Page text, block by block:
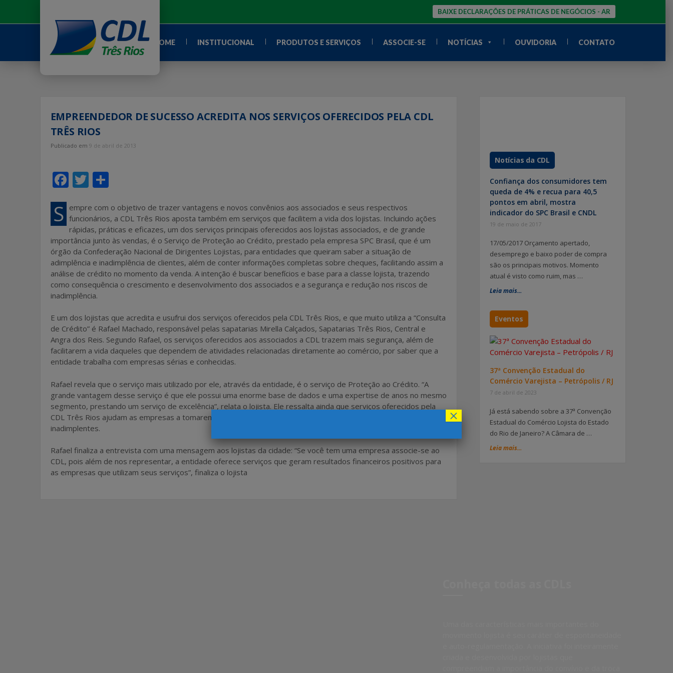
o
BAIXE DECLARAÇÕES DE PRÁTICAS DE NEGÓCIOS - AR
HOME INSTITUCIONAL PRODUTOS E SERVIÇOS ASSOCIE-SE NOTÍCIAS OUVIDORIA CONTATO
EMPREENDEDOR DE SUCESSO ACREDITA NOS SERVIÇOS OFERECIDOS PELA CDL
TRÊS RIOS
Publicado em 9 de abril de 2013
F
ac
e
b
o
o
k
T
w
itt
er
S
h
ar
e
S empre com o objetivo de trazer vantagens e novos convênios aos associados e seus respectivos
funcionários, a CDL Três Rios aposta também em serviços que facilitem a vida dos lojistas. Incluindo ações
rápidas, práticas e eficazes, um dos serviços principais oferecidos aos lojistas associados, e de grande
importância junto às vendas, é o Serviço de Proteção ao Crédito, prestado pela empresa SPC Brasil, que é um
órgão da Confederação Nacional de Dirigentes Lojistas, para entidades que queiram saber a situação de
adimplência e inadimplência de clientes, além de conter informações completas sobre cheques, facilitando assim a
análise de crédito no momento da venda. A intenção é buscar benefícios e base para a classe lojista, trazendo
como consequência o crescimento e desenvolvimento dos associados e a segurança e redução nos riscos de
inadimplência.
E um dos lojistas que acredita e usufrui dos serviços oferecidos pela CDL Três Rios, e que muito utiliza a “Consulta
de Crédito” é Rafael Machado, responsável pelas sapatarias Mirella Calçados, Sapatarias Três Rios, Central e
Angra dos Reis. Segundo Rafael, os serviços oferecidos aos associados a CDL trazem mais segurança, além de
facilitarem a vida daqueles que dependem de atividades relacionadas diretamente ao comércio, por saber que a
entidade trabalha com empresas sérias e conhecidas.
Rafael revela que o serviço mais utilizado por ele, através da entidade, é o serviço de Proteção ao Crédito. “A
grande vantagem desse serviço é que ele possui uma enorme base de dados e uma expertise de anos no mesmo
segmento, prestando um serviço de excelência”, relata o lojista. Ele ressalta ainda que serviços oferecidos pela
CDL Três Rios ajudam as empresas a tomarem decisões de crédito aos clientes e na recuperação de possíveis
inadimplentes.
Rafael finaliza a entrevista com uma mensagem aos lojistas da cidade: “Se você tem uma empresa associe-se ao
CDL, pois além de nos representar, a entidade oferece serviços que geram resultados financeiros positivos para
as empresas que utilizam seus serviços”, finaliza o lojista
Notícias da CDL
Confiança dos consumidores tem
queda de 4% e recua para 40,5
pontos em abril, mostra
indicador do SPC Brasil e CNDL
19 de maio de 2017
17/05/2017 Orçamento apertado,
desemprego e baixo poder de compra
são os principais motivos. Momento
atual é visto como ruim, mas …
Leia mais...
Eventos
37ª Convenção Estadual do
Comércio Varejista – Petrópolis / RJ
7 de abril de 2023
Já está sabendo sobre a 37ª Convenção
Estadual do Comércio Lojista do Estado
do Rio de Janeiro? A Câmara de …
Leia mais...
×